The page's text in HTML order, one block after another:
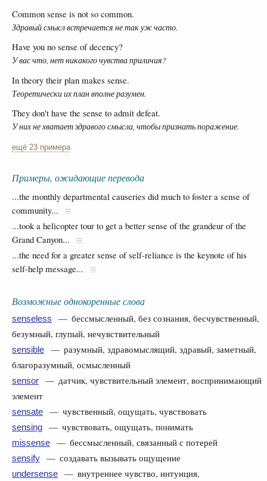
Common sense is not so common.
Здравый смысл встречается не так уж часто.
Have you no sense of decency?
У вас что, нет никакого чувства приличия?
In theory their plan makes sense.
Теоретически их план вполне разумен.
They don't have the sense to admit defeat.
У них не хватает здравого смысла, чтобы признать поражение.
ещё 23 примера
Примеры, ожидающие перевода
...the monthly departmental causeries did much to foster a sense of
community...
...took a helicopter tour to get a better sense of the grandeur of the
Grand Canyon...
...the need for a greater sense of self-reliance is the keynote of his
self-help message...
Возможные однокоренные слова
senseless
— бессмысленный, без сознания, бесчувственный,
безумный, глупый, нечувствительный
sensible
— разумный, здравомыслящий, здравый, заметный,
благоразумный, осмысленный
sensor
— датчик, чувствительный элемент, воспринимающий
элемент
sensate — чувственный, ощущать, чувствовать
sensing — чувствовать, ощущать, понимать
missense — бессмысленный, связанный с потерей
sensify — создавать вызывать ощущение
undersense — внутреннее чувство, интуиция,